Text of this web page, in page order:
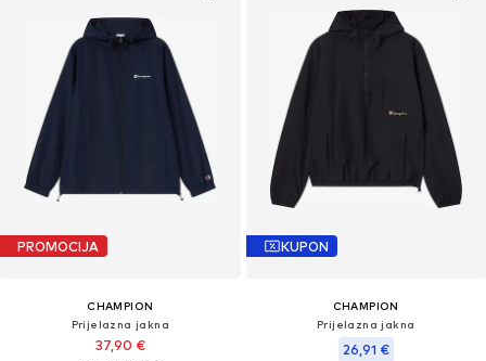
PROMOCIJA
CHAMPION
Prijelazna jakna
37,90 €
KUPON
CHAMPION
Prijelazna jakna
26,91 €